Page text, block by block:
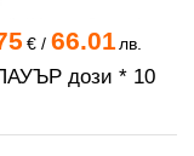
€/ 66.01лв.
дози * 10